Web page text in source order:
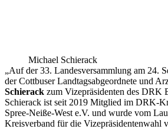
Michael Schierack
„Auf der 33. Landesversammlung am 24.
der Cottbuser Landtagsabgeordnete und
Schierack zum Vizepräsidenten des DRK
Schierack ist seit 2019 Mitglied im DRK-
Spree-Neiße-West e.V. und wurde vom
Kreisverband für die Vizepräsidentenwahl